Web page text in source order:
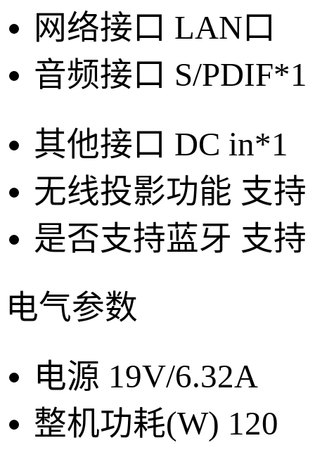
网络接口 LAN口
音频接口 S/PDIF*1
其他接口 DC in*1
无线投影功能 支持
是否支持蓝牙 支持
电气参数
电源 19V/6.32A
整机功耗(W) 120